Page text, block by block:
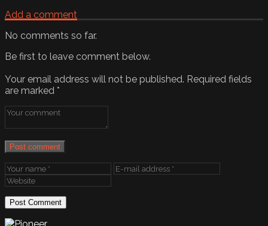
Add a comment
No comments so far.
Be first to leave comment below.
Your email address will not be published. Required fields
are marked *
Post comment